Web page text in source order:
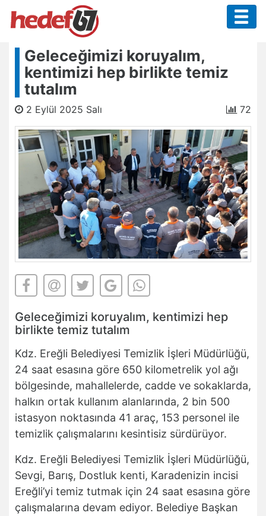
Geleceğimizi koruyalım,
kentimizi hep birlikte temiz
tutalım
2 Eylül 2025 Salı 72
Geleceğimizi koruyalım, kentimizi hep
birlikte temiz tutalım
Kdz. Ereğli Belediyesi Temizlik İşleri Müdürlüğü,
24 saat esasına göre 650 kilometrelik yol ağı
bölgesinde, mahallelerde, cadde ve sokaklarda,
halkın ortak kullanım alanlarında, 2 bin 500
istasyon noktasında 41 araç, 153 personel ile
temizlik çalışmalarını kesintisiz sürdürüyor.
Kdz. Ereğli Belediyesi Temizlik İşleri Müdürlüğü,
Sevgi, Barış, Dostluk kenti, Karadenizin incisi
Ereğli’yi temiz tutmak için 24 saat esasına göre
çalışmalarına devam ediyor. Belediye Başkan